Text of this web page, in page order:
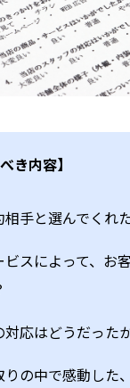
き内容】
手と選んでくれ
スによって、お
応はどうだった
りの中で感動した